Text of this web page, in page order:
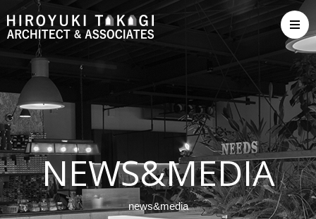
NEWS&MEDIA
news&media